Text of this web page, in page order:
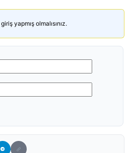
yapmış olmalısınız.